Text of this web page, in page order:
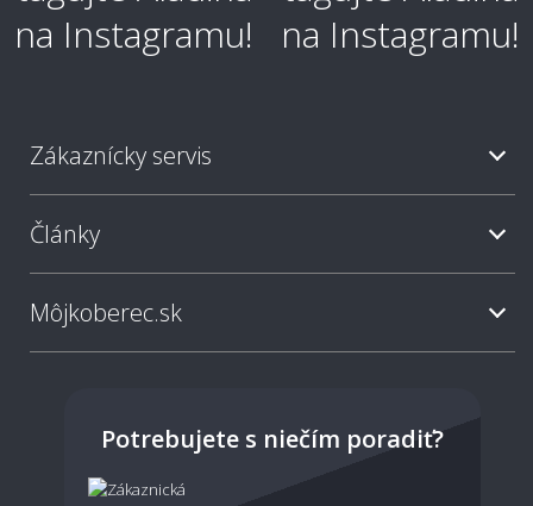
Zákaznícky servis
Články
Môjkoberec.sk
Potrebujete s niečím poradiť?